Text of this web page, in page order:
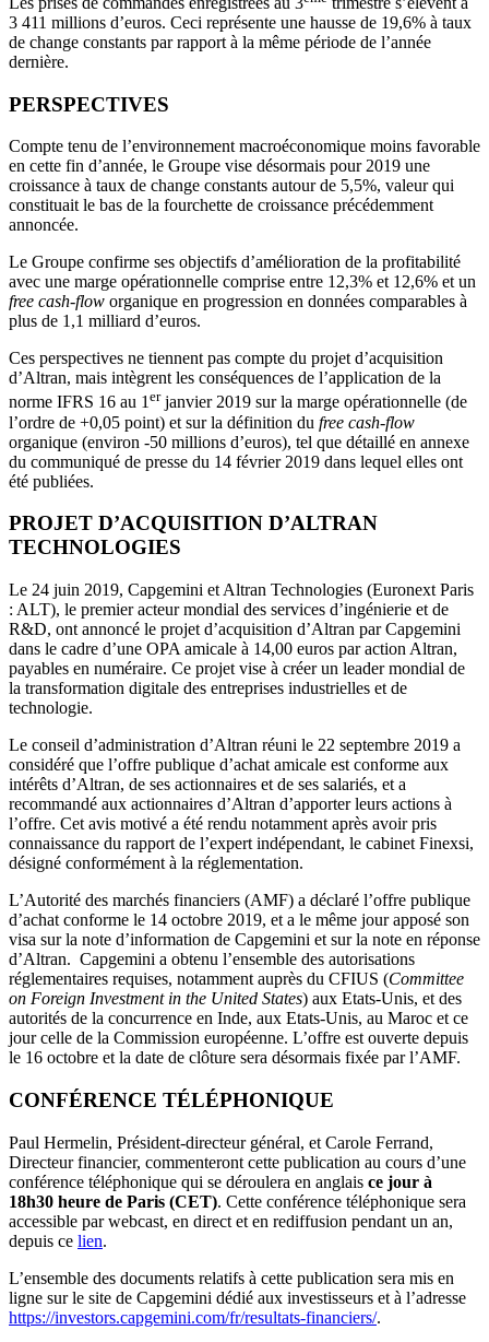
3 411 millions d’euros. Ceci représente une hausse de 19,6% à taux
de change constants par rapport à la même période de l’année
dernière.
PERSPECTIVES
Compte tenu de l’environnement macroéconomique moins favorable
en cette fin d’année, le Groupe vise désormais pour 2019 une
croissance à taux de change constants autour de 5,5%, valeur qui
constituait le bas de la fourchette de croissance précédemment
annoncée.
Le Groupe confirme ses objectifs d’amélioration de la profitabilité
avec une marge opérationnelle comprise entre 12,3% et 12,6% et un
free cash-flow organique en progression en données comparables à
plus de 1,1 milliard d’euros.
Ces perspectives ne tiennent pas compte du projet d’acquisition
d’Altran, mais intègrent les conséquences de l’application de la
norme IFRS 16 au 1erjanvier 2019 sur la marge opérationnelle (de
l’ordre de +0,05 point) et sur la définition du free cash-flow
organique (environ ‑50 millions d’euros), tel que détaillé en annexe
du communiqué de presse du 14 février 2019 dans lequel elles ont
été publiées.
PROJET D’ACQUISITION D’ALTRAN
TECHNOLOGIES
Le 24 juin 2019, Capgemini et Altran Technologies (Euronext Paris
: ALT), le premier acteur mondial des services d’ingénierie et de
R&D, ont annoncé le projet d’acquisition d’Altran par Capgemini
dans le cadre d’une OPA amicale à 14,00 euros par action Altran,
payables en numéraire. Ce projet vise à créer un leader mondial de
la transformation digitale des entreprises industrielles et de
technologie.
Le conseil d’administration d’Altran réuni le 22 septembre 2019 a
considéré que l’offre publique d’achat amicale est conforme aux
intérêts d’Altran, de ses actionnaires et de ses salariés, et a
recommandé aux actionnaires d’Altran d’apporter leurs actions à
l’offre. Cet avis motivé a été rendu notamment après avoir pris
connaissance du rapport de l’expert indépendant, le cabinet Finexsi,
désigné conformément à la réglementation.
L’Autorité des marchés financiers (AMF) a déclaré l’offre publique
d’achat conforme le 14 octobre 2019, et a le même jour apposé son
visa sur la note d’information de Capgemini et sur la note en réponse
d’Altran. Capgemini a obtenu l’ensemble des autorisations
réglementaires requises, notamment auprès du CFIUS (Committee
on Foreign Investment in the United States) aux Etats-Unis, et des
autorités de la concurrence en Inde, aux Etats-Unis, au Maroc et ce
jour celle de la Commission européenne. L’offre est ouverte depuis
le 16 octobre et la date de clôture sera désormais fixée par l’AMF.
CONFÉRENCE TÉLÉPHONIQUE
Paul Hermelin, Président-directeur général, et Carole Ferrand,
Directeur financier, commenteront cette publication au cours d’une
conférence téléphonique qui se déroulera en anglais ce jour à
18h30 heure de Paris (CET). Cette conférence téléphonique sera
accessible par webcast, en direct et en rediffusion pendant un an,
depuis ce lien.
L’ensemble des documents relatifs à cette publication sera mis en
ligne sur le site de Capgemini dédié aux investisseurs et à l’adresse
https://investors.capgemini.com/fr/resultats-financiers/.